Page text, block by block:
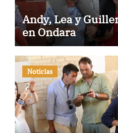
Andy, Lea y
en Ondara
Noticias